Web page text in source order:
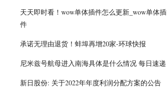
天天即时看！wow单体插件怎么更新_wow单体插
件
承诺无理由退货！蚌埠再增20家-环球快报
尼米兹号航母进入南海具体是什么情况 每日速递
新日股份: 关于2022年年度利润分配方案的公告